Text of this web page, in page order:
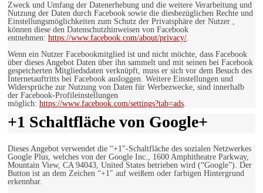
Zweck und Umfang der Datenerhebung und die weitere Verarbeitung und
Nutzung der Daten durch Facebook sowie die diesbezüglichen Rechte und
Einstellungsmöglichkeiten zum Schutz der Privatsphäre der Nutzer ,
können diese den Datenschutzhinweisen von Facebook
entnehmen: https://www.facebook.com/about/privacy/.
Wenn ein Nutzer Facebookmitglied ist und nicht möchte, dass Facebook
über dieses Angebot Daten über ihn sammelt und mit seinen bei Facebook
gespeicherten Mitgliedsdaten verknüpft, muss er sich vor dem Besuch des
Internetauftritts bei Facebook ausloggen. Weitere Einstellungen und
Widersprüche zur Nutzung von Daten für Werbezwecke, sind innerhalb
der Facebook-Profileinstellungen
möglich: https://www.facebook.com/settings?tab=ads.
+1 Schaltfläche von Google+
Dieses Angebot verwendet die “+1″-Schaltfläche des sozialen Netzwerkes
Google Plus, welches von der Google Inc., 1600 Amphitheatre Parkway,
Mountain View, CA 94043, United States betrieben wird (“Google”). Der
Button ist an dem Zeichen “+1″ auf weißem oder farbigen Hintergrund
erkennbar.